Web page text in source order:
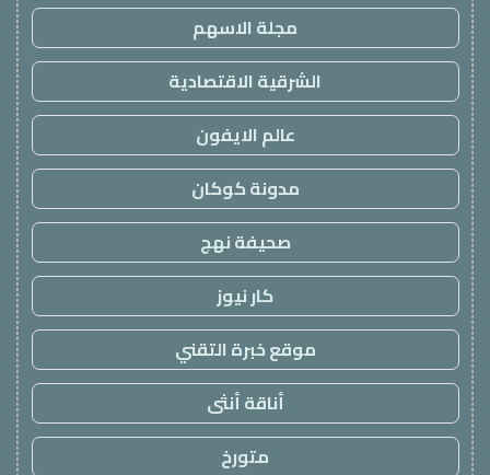
مجلة الاسهم
الشرقية الاقتصادية
عالم الايفون
مدونة كوكان
صحيفة نهج
كار نيوز
موقع خبرة التقني
أناقة أنثى
متورخ